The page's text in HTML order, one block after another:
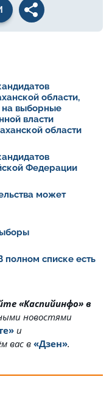
области,
на выборные
власти
области
Федерации
может
полном списке есть
«Каспийинфо» в
новостями
и
вас в«Дзен».